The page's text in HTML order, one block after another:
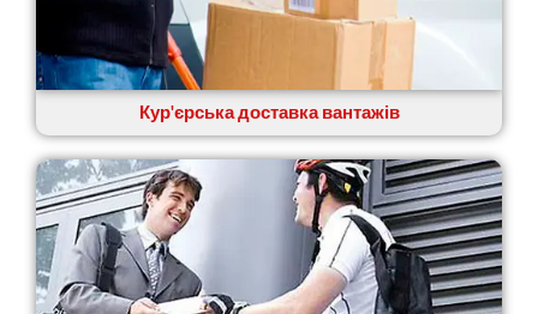
Кур'єрська доставка вантажів